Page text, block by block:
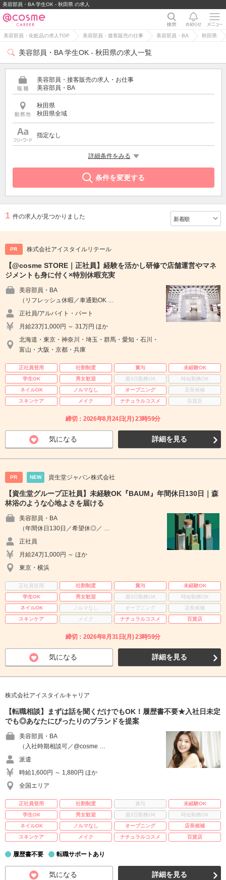
美容部員・BA 学生OK - 秋田県 の求人
美容部員・化粧品の求人TOP 美容部員・接客販売の仕事 美容部員・BA 秋田県
美容部員・BA 学生OK - 秋田県の求人一覧
美容部員・接客販売の求人・お仕事
美容部員・BA
秋田県
秋田県全域
指定なし
詳細条件をみる
条件を変更する
1 件の求人が見つかりました
PR 株式会社アイスタイルリテール
【@cosme STORE｜正社員】経験を活かし研修で店舗運営やマネ
ジメントも身に付く×特別休暇充実
美容部員・BA
（リフレッシュ休暇／車通勤OK …
正社員/アルバイト・パート
月給23万1,000円 ～ 31万円 ほか
北海道・東京・神奈川・埼玉・群馬・愛知・石川・
富山・大阪・京都・兵庫
正社員登用 社割制度 賞与
未経験OK
学生OK
男女歓迎 週3日勤務OK
時短勤務OK
ネイルOK
ノルマなし オープニング
店長候補
スキンケア
メイク ナチュラルコスメ 百貨店
締切：2026年8月24日(月) 23時59分
気になる 詳細を見る
PR NEW 資生堂ジャパン株式会社
【資生堂グループ正社員】未経験OK『BAUM』年間休日130日｜森
林浴のような心地よさを届ける
美容部員・BA
（年間休日130日／希望休◎／ …
正社員
月給24万1,000円 ～ ほか
東京・横浜
正社員登用 社割制度 賞与
未経験OK
学生OK
男女歓迎 週3日勤務OK
時短勤務OK
ネイルOK
ノルマなし オープニング
店長候補
スキンケア
メイク ナチュラルコスメ 百貨店
締切：2026年8月31日(月) 23時59分
気になる 詳細を見る
株式会社アイスタイルキャリア
【転職相談】まずは話を聞くだけでもOK！履歴書不要★入社日未定
でも◎あなたにぴったりのブランドを提案
美容部員・BA
（入社時期相談可／@cosme …
派遣
時給1,600円 ～ 1,880円 ほか
全国エリア
正社員登用 社割制度 賞与
未経験OK
学生OK
男女歓迎 週3日勤務OK
時短勤務OK
ネイルOK
ノルマなし オープニング
店長候補
スキンケア
メイク ナチュラルコスメ 百貨店
履歴書不要 転職サポートあり
気になる 詳細を見る